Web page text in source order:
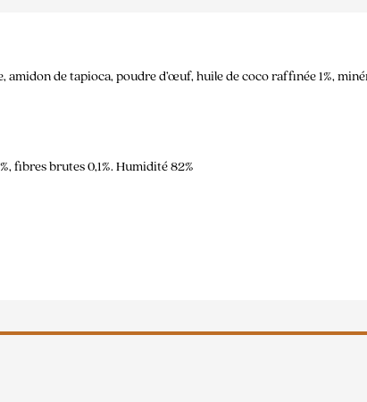
amidon de tapioca, poudre d’œuf, huile de coco raffinée 1%,
fibres brutes 0,1%. Humidité 82%